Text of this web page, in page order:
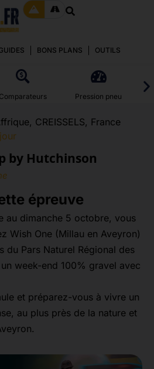
BONS PLANS OUTILS
Comparateurs Pression pneu
CREISSELS, France
by Hutchinson
épreuve
au dimanche 5 octobre, vous
Wish One (Millau en Aveyron)
du Pars Naturel Régional des
week-end 100% gravel avec
et préparez-vous à vivre un
au plus près de la nature et